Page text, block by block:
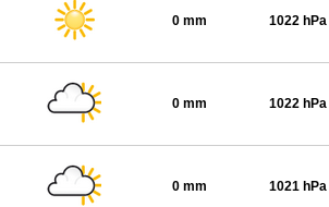
0 mm 1022 hPa
0 mm 1022 hPa
0 mm 1021 hPa